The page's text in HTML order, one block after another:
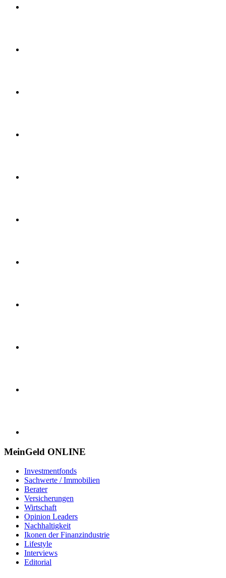
MeinGeld ONLINE
Investmentfonds
Sachwerte / Immobilien
Berater
Versicherungen
Wirtschaft
Opinion Leaders
Nachhaltigkeit
Ikonen der Finanzindustrie
Lifestyle
Interviews
Editorial